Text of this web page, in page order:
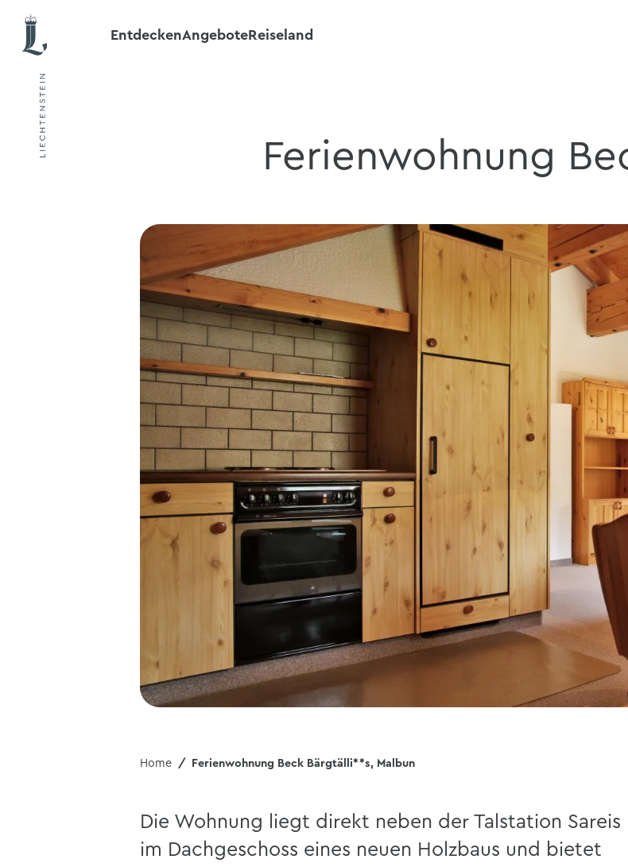
EntdeckenAngeboteReiseland
Ferienwohnung
Home Ferienwohnung Beck Bärgtälli**s, Malbun
Die Wohnung liegt direkt neben der Talstation Sareis
im Dachgeschoss eines neuen Holzbaus und bietet